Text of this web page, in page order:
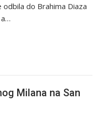
do Brahima Diaza
Milana na San